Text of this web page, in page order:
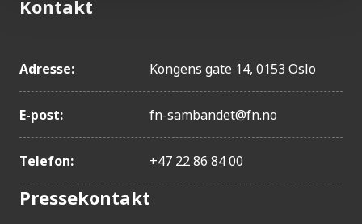
Kontakt
Adresse: Kongens gate 14, 0153 Oslo
E-post: fn-sambandet@fn.no
Telefon: +47 22 86 84 00
Pressekontakt